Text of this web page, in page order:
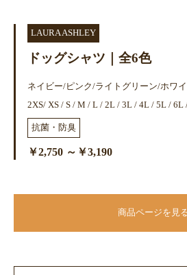
LAURA ASHLEY
ドッグシャツ｜全6色
ネイビー/ピンク/ライトグリーン/ホワ
2XS/ XS / S / M / L / 2L / 3L / 4L / 5L / 6L
抗菌・防臭
￥2,750 ～￥3,190
商品ページを見